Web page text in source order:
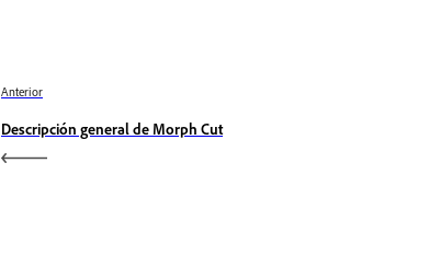
Anterior
Descripción general de Morph Cut